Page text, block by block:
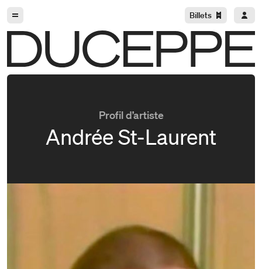
Billets
Profil d’artiste
Andrée St-Laurent